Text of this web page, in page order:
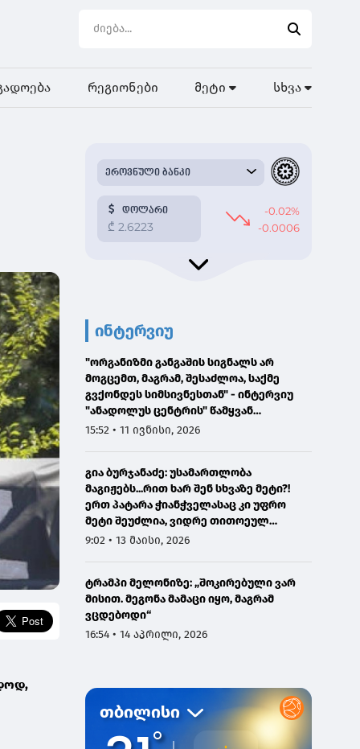
რეგიონები მეტი სხვა
ინტერვიუ
"ორგანიზმი განგაშის სიგნალს არ
მოგცემთ, მაგრამ, შესაძლოა, საქმე
გვქონდეს სიმსივნესთან" - ინტერვიუ
"ანადოლუს ცენტრის" წამყვან
ონკოლოგთან
15:52 • 11 ივნისი, 2026
გია ბურჯანაძე: უსამართლობა
მაგიჟებს...რით ხარ შენ სხვაზე მეტი?!
ერთ პატარა ჭიანჭველასაც კი უფრო
მეტი შეუძლია, ვიდრე თითოეულ
ჩვენგანს...
9:02 • 13 მაისი, 2026
ტრამპი მელონიზე: „შოკირებული ვარ
მისით. მეგონა მამაცი იყო, მაგრამ
ვცდებოდი“
16:54 • 14 აპრილი, 2026